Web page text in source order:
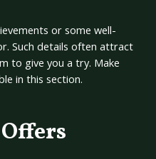
or some well-
Such details often attract
to give you a try. Make
in this section.